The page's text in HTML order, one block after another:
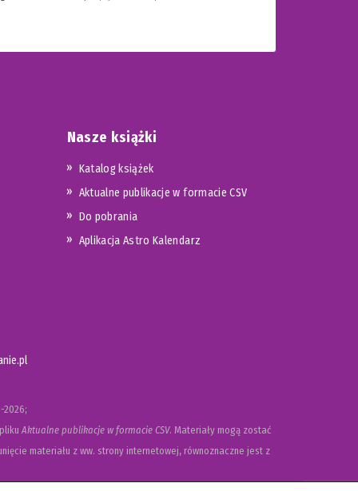
Nasze książki
Katalog książek
Aktualne publikacje w formacie CSV
Do pobrania
Aplikacja Astro Kalendarz
2026;
Aktualne publikacje w formacie CSV. Materiały mogą zostać
materiału z ww. strony internetowej, równoznaczne jest z